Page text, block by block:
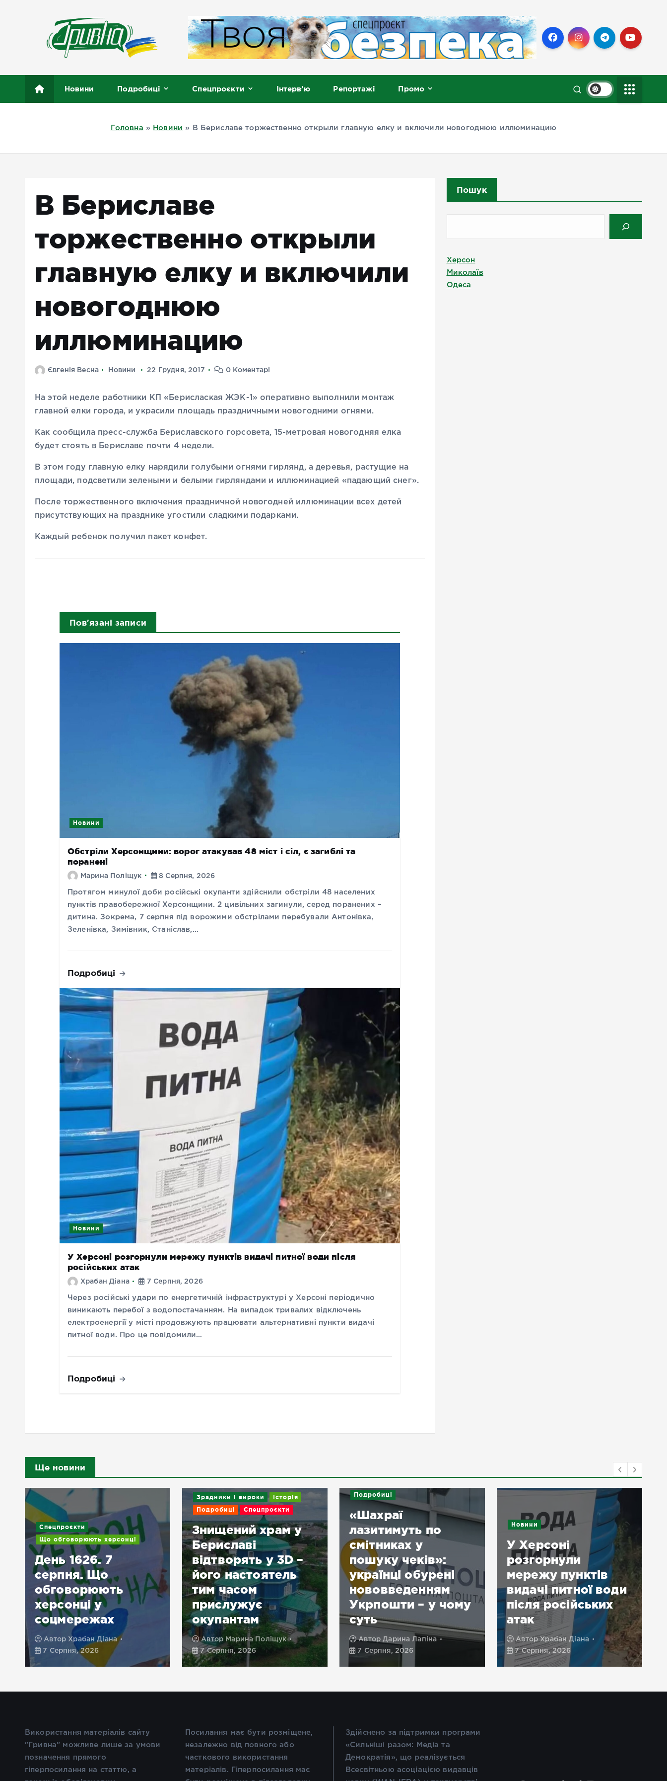
о
с
Новини Подробиці Спецпроєкти Інтерв’ю Репортажі Промо
Головна » Новини » В Бериславе торжественно открыли главную елку и включили новогоднюю иллюминацию
В Бериславе
торжественно открыли
главную елку и включили
новогоднюю
иллюминацию
Євгенія Весна Новини 22 Грудня, 2017 0 Коментарі
На этой неделе работники КП «Берислаская ЖЭК-1» оперативно выполнили монтаж
главной елки города, и украсили площадь праздничными новогодними огнями.
Как сообщила пресс-служба Бериславского горсовета, 15-метровая новогодняя елка
будет стоять в Бериславе почти 4 недели.
В этом году главную елку нарядили голубыми огнями гирлянд, а деревья, растущие на
площади, подсветили зелеными и белыми гирляндами и иллюминацией «падающий снег».
После торжественного включения праздничной новогодней иллюминации всех детей
присутствующих на празднике угостили сладкими подарками.
Каждый ребенок получил пакет конфет.
Пов'язані записи
Новини
Обстріли Херсонщини: ворог атакував 48 міст і сіл, є загиблі та
поранені
Марина Поліщук 8 Серпня, 2026
Протягом минулої доби російські окупанти здійснили обстріли 48 населених
пунктів правобережної Херсонщини. 2 цивільних загинули, серед поранених –
дитина. Зокрема, 7 серпня під ворожими обстрілами перебували Антонівка,
Зеленівка, Зимівник, Станіслав,…
Подробиці
Новини
У Херсоні розгорнули мережу пунктів видачі питної води після
російських атак
Храбан Діана 7 Серпня, 2026
Через російські удари по енергетичній інфраструктурі у Херсоні періодично
виникають перебої з водопостачанням. На випадок тривалих відключень
електроенергії у місті продовжують працювати альтернативні пункти видачі
питної води. Про це повідомили…
Подробиці
Пошук
Херсон
Миколаїв
Одеса
Ще новини
Спецпроєкти
Що обговорюють херсонці
День 1626. 7
серпня. Що
обговорюють
херсонці у
соцмережах
Автор Храбан Діана
7 Серпня, 2026
Зрадники і вироки
Історія
Подробиці
Спецпроєкти
Знищений храм у
Бериславі
відтворять у 3D –
його настоятель
тим часом
прислужує
окупантам
Автор Марина Поліщук
7 Серпня, 2026
Подробиці
«Шахраї
лазитимуть по
смітниках у
пошуку чеків»:
українці обурені
нововведенням
Укрпошти – у чому
суть
АвторДарина Лапіна
7 Серпня, 2026
Новини
У Херсоні
розгорнули
мережу пунктів
видачі питної води
після російських
атак
АвторХрабан Діана
7 Серпня, 2026
Використання матеріалів сайту
"Гривна" можливе лише за умови
позначення прямого
гіперпосилання на статтю, а
Посилання має бути розміщене,
незалежно від повного або
часткового використання
матеріалів. Гіперпосилання має
Здійснено за підтримки програми
«Сильніші разом: Медіа та
Демократія», що реалізується
Всесвітньою асоціацією видавців